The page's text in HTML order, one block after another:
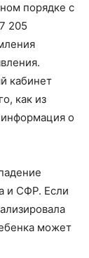
порядке с
205
кабинет
как из
о
и СФР. Если
может